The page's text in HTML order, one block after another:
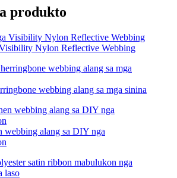
produkto
Nylon Reflective Webbing
webbing alang sa mga sinina
webbing alang sa DIY nga